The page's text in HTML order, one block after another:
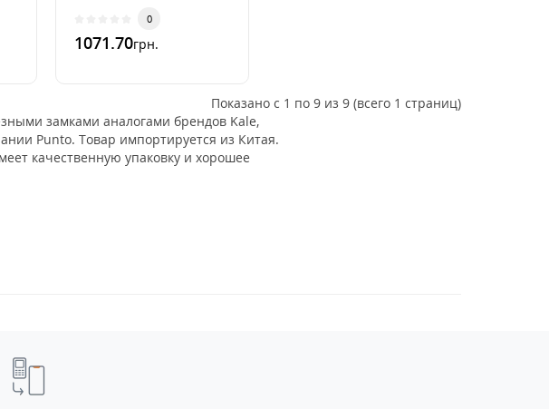
покрытие. Цвет
покрытия дверной руч..
0
1071.70грн.
Показано с 1 по 9 из 9 (всего 1 страниц)
замками аналогами брендов Kale,
Punto. Товар импортируется из Китая.
качественную упаковку и хорошее